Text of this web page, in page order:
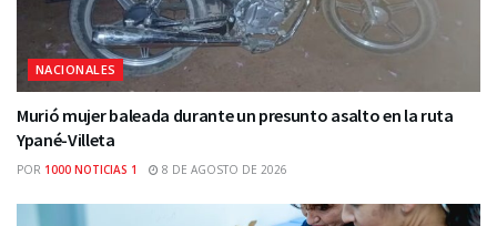
NACIONALES
Murió mujer baleada durante un presunto asalto en la ruta
Ypané-Villeta
POR 1000 NOTICIAS 1 8 DE AGOSTO DE 2026